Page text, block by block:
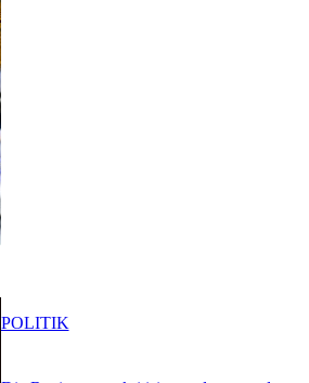
POLITIK